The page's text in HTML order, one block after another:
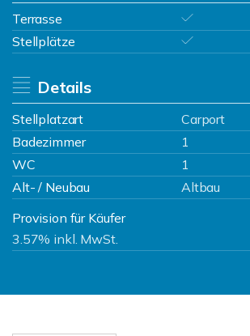
Terrasse
Stellplätze
Details
Stellplatzart
Carport
Badezimmer
1
WC
1
Alt- / Neubau
Altbau
Provision für Käufer
3.57% inkl. MwSt.